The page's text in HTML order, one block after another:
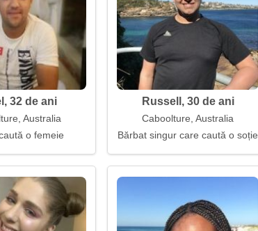
32 de ani
Australia
o femeie
Russell, 30 de ani
Caboolture, Australia
Bărbat singur care caută o soție